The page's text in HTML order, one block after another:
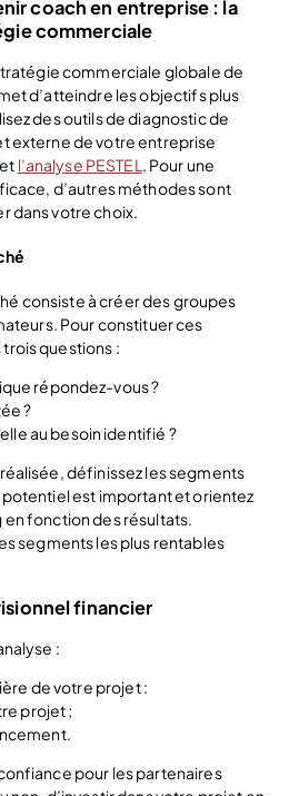
coach en entreprise : la
commerciale
commerciale globale de
d’atteindre les objectifs plus
des outils de diagnostic de
externe de votre entreprise
l’analyse PESTEL . Pour une
d’autres méthodes sont
dans votre choix.
consiste à créer des groupes
Pour constituer ces
questions :
répondez-vous ?
?
au besoin identifié ?
définissez les segments
est important et orientez
fonction des résultats.
segments les plus rentables
financier
:
de votre projet :
projet ;
pour les partenaires